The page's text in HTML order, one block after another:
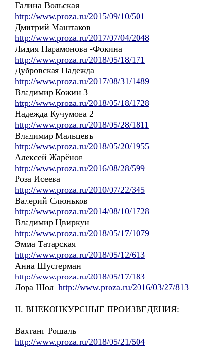
Галина Вольская
http://www.proza.ru/2015/09/10/501
Дмитрий Маштаков
http://www.proza.ru/2017/07/04/2048
Лидия Парамонова -Фокина
http://www.proza.ru/2018/05/18/171
Дубровская Надежда
http://www.proza.ru/2017/08/31/1489
Владимир Кожин 3
http://www.proza.ru/2018/05/18/1728
Надежда Кучумова 2
http://www.proza.ru/2018/05/28/1811
Владимир Мальцевъ
http://www.proza.ru/2018/05/20/1955
Алексей Жарёнов
http://www.proza.ru/2016/08/28/599
Роза Исеева
http://www.proza.ru/2010/07/22/345
Валерий Слюньков
http://www.proza.ru/2014/08/10/1728
Владимир Цвиркун
http://www.proza.ru/2018/05/17/1079
Эмма Татарская
http://www.proza.ru/2018/05/12/613
Анна Шустерман
http://www.proza.ru/2018/05/17/183
Лора Шол http://www.proza.ru/2016/03/27/813
II. ВНЕКОНКУРСНЫЕ ПРОИЗВЕДЕНИЯ:
Вахтанг Рошаль
http://www.proza.ru/2018/05/21/504